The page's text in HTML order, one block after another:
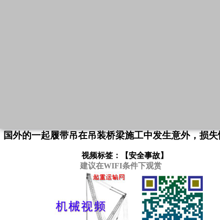
国外的一起履带吊在吊装桥梁施工中发生意外，损
视频标签：【安全事故】
建议在WIFI条件下观赏